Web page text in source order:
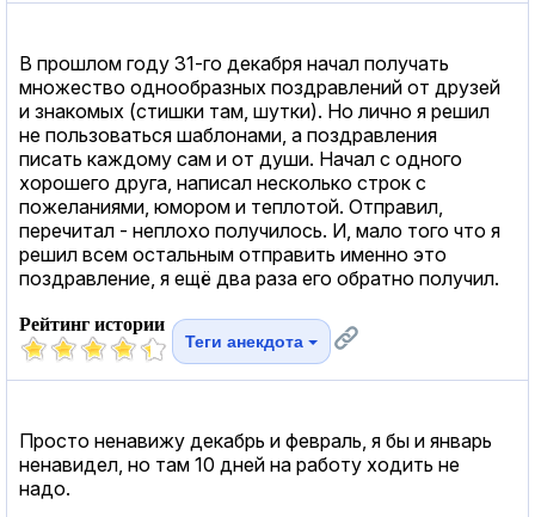
В прошлом году 31-го декабря начал получать
множество однообразных поздравлений от друзей
и знакомых (стишки там, шутки). Но лично я решил
не пользоваться шаблонами, а поздравления
писать каждому сам и от души. Начал с одного
хорошего друга, написал несколько строк с
пожеланиями, юмором и теплотой. Отправил,
перечитал - неплохо получилось. И, мало того что я
решил всем остальным отправить именно это
поздравление, я ещё два раза его обратно получил.
Рейтинг истории
Теги анекдота
Просто ненавижу декабрь и февраль, я бы и январь
ненавидел, но там 10 дней на работу ходить не
надо.